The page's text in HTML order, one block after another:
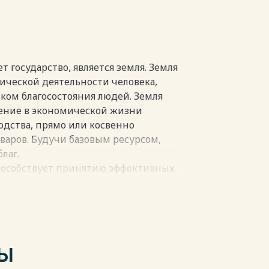
ДЛЯ ОПРЕДЕЛЕНИЯ
для земельного участка 19
земельного участка 20
участка 25
является земля. Земля
деятельности человека,
благосостояния людей. Земля
в экономической жизни
прямо или косвенно
Будучи базовым ресурсом,
принятию эффективных